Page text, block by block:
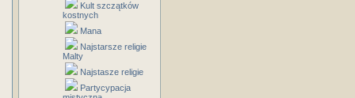
Kult szczątków
kostnych
Mana
Najstarsze religie
Malty
Najstasze religie
Partycypacja